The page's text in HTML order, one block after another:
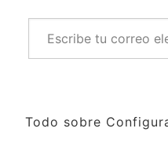
Escribe tu correo electrónico…
Todo sobre